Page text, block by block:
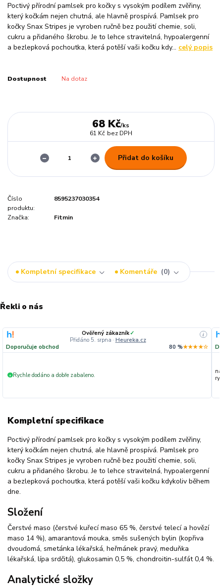
Poctivý přírodní pamlsek pro kočky s vysokým podílem zvěřiny,
který kočkám nejen chutná, ale hlavně prospívá. Pamlsek pro
kočky Snax Stripes je vyroben ručně bez použití chemie, soli,
cukru a přidaného škrobu. Je to lehce stravitelná, hypoalergenní
a bezlepková pochoutka, která potěší vaši kočku kdy... celý popis
Dostupnost Na dotaz
68 Kč/ks
61 Kč bez DPH
Přidat do košíku
Číslo
produktu:
8595237030354
Značka: Fitmin
Kompletní specifikace Komentáře 0
Řekli o nás
Ověřený zákazník✓
Přidáno 5. srpna · Heureka.cz
i
Doporučuje obchod 80 %★★★★☆
+ Rychle dodáno a dobře zabaleno.
Kompletní specifikace
Poctivý přírodní pamlsek pro kočky s vysokým podílem zvěřiny,
který kočkám nejen chutná, ale hlavně prospívá. Pamlsek pro
kočky Snax Stripes je vyroben ručně bez použití chemie, soli,
cukru a přidaného škrobu. Je to lehce stravitelná, hypoalergenní
a bezlepková pochoutka, která potěší vaši kočku kdykoliv během
dne.
Složení
Čerstvé maso (čerstvé kuřecí maso 65 %, čerstvé telecí a hovězí
maso 14 %), amarantová mouka, směs sušených bylin (kopřiva
dvoudomá, smetánka lékařská, heřmánek pravý, meduňka
lékařská, lípa srdčitá), glukosamin 0,5 %, chondroitin-sulfát 0,4 %.
Analytické složky